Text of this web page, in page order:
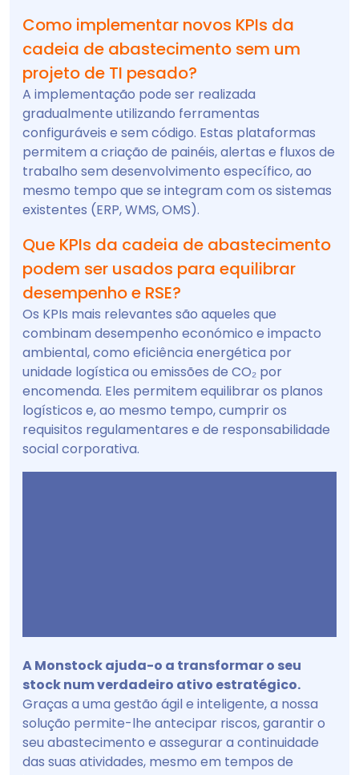
Como implementar novos KPIs da
cadeia de abastecimento sem um
projeto de TI pesado?
A implementação pode ser realizada
gradualmente utilizando ferramentas
configuráveis e sem código. Estas plataformas
permitem a criação de painéis, alertas e fluxos de
trabalho sem desenvolvimento específico, ao
mesmo tempo que se integram com os sistemas
existentes (ERP, WMS, OMS).
Que KPIs da cadeia de abastecimento
podem ser usados para equilibrar
desempenho e RSE?
Os KPIs mais relevantes são aqueles que
combinam desempenho económico e impacto
ambiental, como eficiência energética por
unidade logística ou emissões de CO₂ por
encomenda. Eles permitem equilibrar os planos
logísticos e, ao mesmo tempo, cumprir os
requisitos regulamentares e de responsabilidade
social corporativa.
A Monstock ajuda-o a transformar o seu
stock num verdadeiro ativo estratégico.
Graças a uma gestão ágil e inteligente, a nossa
solução permite-lhe antecipar riscos, garantir o
seu abastecimento e assegurar a continuidade
das suas atividades, mesmo em tempos de